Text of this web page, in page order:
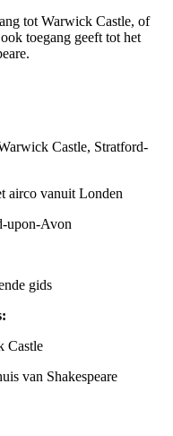
tot Warwick Castle, of
toegang geeft tot het
Castle, Stratford-
airco vanuit Londen
upon-Avon
gids
Castle
van Shakespeare